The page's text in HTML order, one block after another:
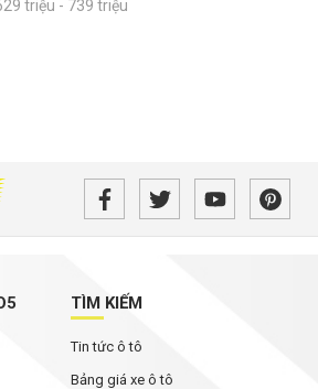
triệu - 739 triệu
TÌM KIẾM
Tin tức ô tô
Bảng giá xe ô tô